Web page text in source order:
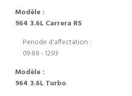
Modèle :
964 3.6L Carrera RS
Periode d'affectation :
09.88 - 12.93
Modèle :
964 3.6L Turbo